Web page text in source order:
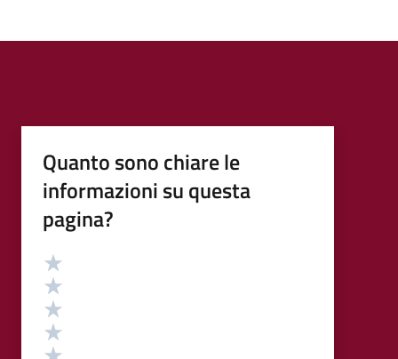
Quanto sono chiare le
informazioni su questa
pagina?
Valutazione